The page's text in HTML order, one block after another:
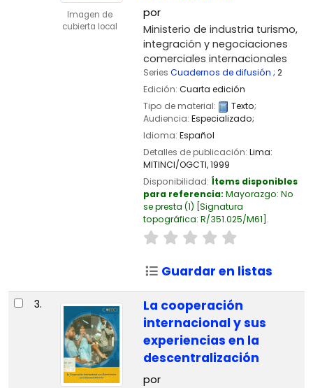
Imagen de
cubierta local
por
Ministerio de industria turismo,
integración y negociaciones
comerciales internacionales
Series Cuadernos de difusión ; 2
Edición: Cuarta edición
Tipo de material:
Texto;
Audiencia: Especializado;
Idioma: Español
Detalles de publicación: Lima:
MITINCI/OGCTI,1999
Disponibilidad: Ítems disponibles
para referencia: Mayorazgo: No
se presta (1) Signatura
topográfica: R/351.025/M61 .
Guardar en listas
3.
La cooperación
internacional y sus
experiencias en la
descentralización
por